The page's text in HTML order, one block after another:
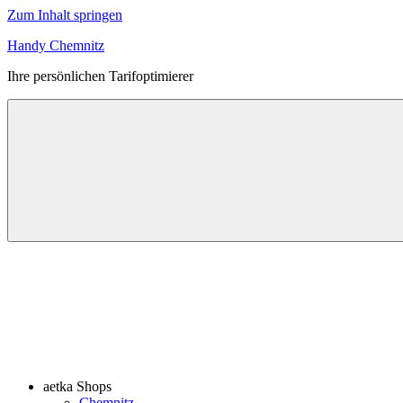
Zum Inhalt springen
Handy Chemnitz
Ihre persönlichen Tarifoptimierer
aetka Shops